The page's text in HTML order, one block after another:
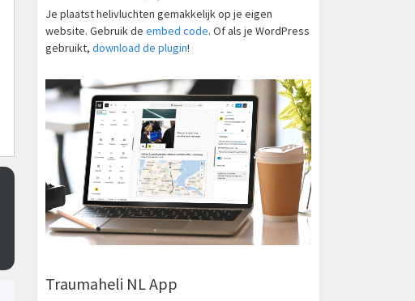
Je plaatst helivluchten gemakkelijk op je eigen
website. Gebruik de embed code. Of als je WordPress
gebruikt, download de plugin!
Traumaheli NL App